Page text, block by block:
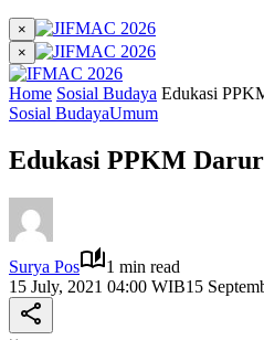
×
×
Home Sosial Budaya Edukasi
Sosial BudayaUmum
Edukasi PPKM
Surya Pos
1 min read
15 July, 2021 04:00 WIB15